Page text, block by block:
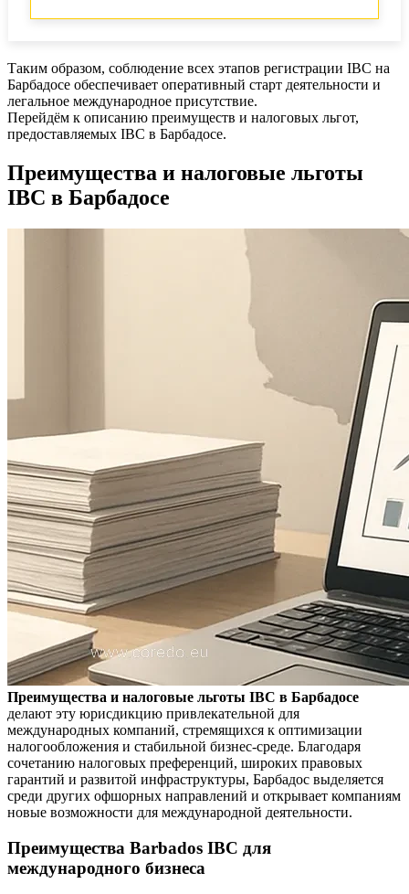
Таким образом, соблюдение всех этапов регистрации IBC на
Барбадосе обеспечивает оперативный старт деятельности и
легальное международное присутствие.
Перейдём к описанию преимуществ и налоговых льгот,
предоставляемых IBC в Барбадосе.
Преимущества и налоговые льготы
IBC в Барбадосе
Преимущества и налоговые льготы IBC в Барбадосе
делают эту юрисдикцию привлекательной для
международных компаний, стремящихся к оптимизации
налогообложения и стабильной бизнес-среде. Благодаря
сочетанию налоговых преференций, широких правовых
гарантий и развитой инфраструктуры, Барбадос выделяется
среди других офшорных направлений и открывает компаниям
новые возможности для международной деятельности.
Преимущества Barbados IBC для
международного бизнеса